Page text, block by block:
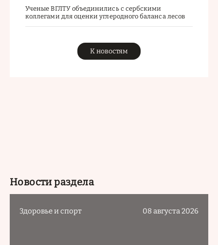
Ученые ВГЛТУ объединились с сербскими
коллегами для оценки углеродного баланса лесов
К новостям
Новости раздела
Здоровье и спорт 08 августа 2026